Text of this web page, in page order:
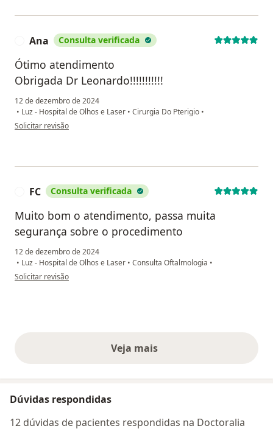
Ana Consulta verificada
Ótimo atendimento
Obrigada Dr Leonardo!!!!!!!!!!!
12 de dezembro de 2024
• Luz - Hospital de Olhos e Laser • Cirurgia Do Pterigio •
na opinião do utilizador Ana
Solicitar revisão
FC Consulta verificada
Muito bom o atendimento, passa muita
segurança sobre o procedimento
12 de dezembro de 2024
• Luz - Hospital de Olhos e Laser • Consulta Oftalmologia •
na opinião do utilizador FC
Solicitar revisão
Veja maisopiniões acima
Dúvidas respondidas
12 dúvidas de pacientes respondidas na Doctoralia